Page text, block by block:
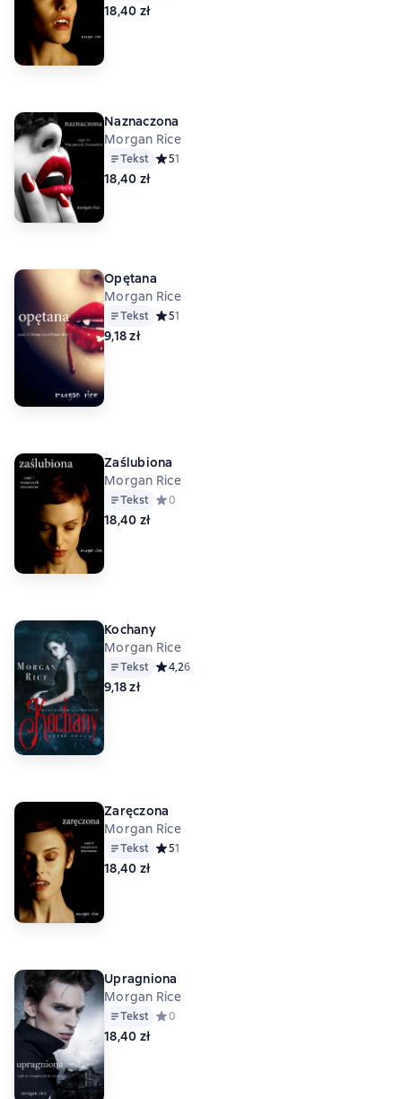
18,40 zł
Naznaczona
Morgan Rice
Tekst Средний рейтинг 5 на основе 1 оценок
51
18,40 zł
Opętana
Morgan Rice
Tekst Средний рейтинг 5 на основе 1 оценок
51
9,18 zł
Zaślubiona
Morgan Rice
Tekst Средний рейтинг 0 на основе 0 оценок
0
18,40 zł
Kochany
Morgan Rice
Tekst Средний рейтинг 4,2 на основе 6 оценок
4,26
9,18 zł
Zaręczona
Morgan Rice
Tekst Средний рейтинг 5 на основе 1 оценок
51
18,40 zł
Upragniona
Morgan Rice
Tekst Средний рейтинг 0 на основе 0 оценок
0
18,40 zł